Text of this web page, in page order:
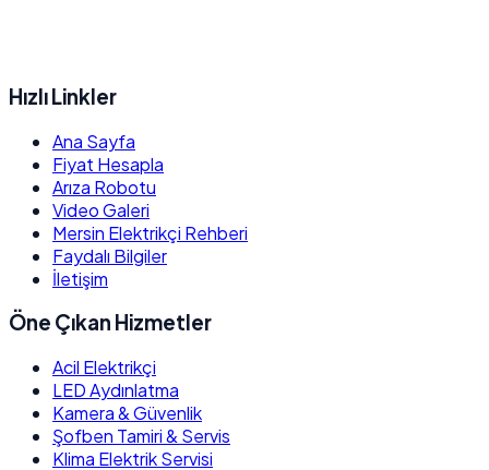
Hızlı Linkler
Ana Sayfa
Fiyat Hesapla
Arıza Robotu
Video Galeri
Mersin Elektrikçi Rehberi
Faydalı Bilgiler
İletişim
Öne Çıkan Hizmetler
Acil Elektrikçi
LED Aydınlatma
Kamera & Güvenlik
Şofben Tamiri & Servis
Klima Elektrik Servisi